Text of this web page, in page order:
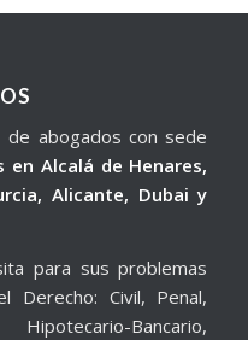
de abogados con sede
en Alcalá de Henares,
Alicante, Dubai y
para sus problemas
Derecho: Civil, Penal,
Bancario,